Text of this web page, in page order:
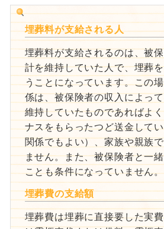
埋葬料が支給される人
埋葬料が支給されるのは、被
計を維持していた人で、埋葬
うことになっています。この
係は、被保険者の収入によっ
維持していたものであればよ
ナスをもらったつど送金して
関係でもよい）、家族や親族
ません。また、被保険者と一
ことも条件になっていません。
埋葬費の支給額
埋葬費は埋葬に直接要した実